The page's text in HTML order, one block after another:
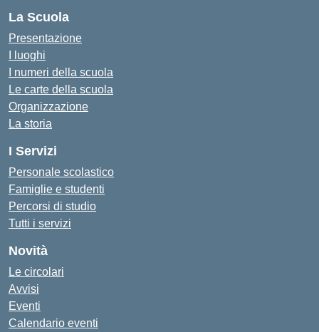
La Scuola
Presentazione
I luoghi
I numeri della scuola
Le carte della scuola
Organizzazione
La storia
I Servizi
Personale scolastico
Famiglie e studenti
Percorsi di studio
Tutti i servizi
Novità
Le circolari
Avvisi
Eventi
Calendario eventi